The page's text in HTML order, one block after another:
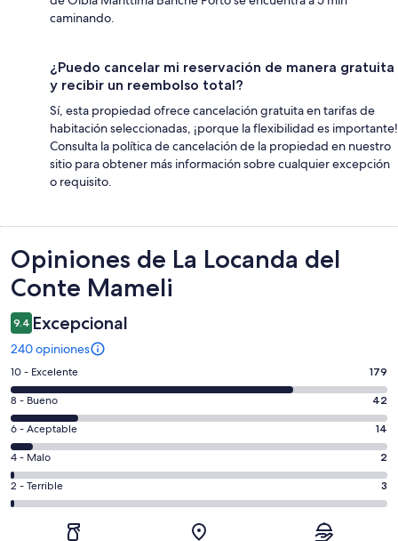
caminando.
¿Puedo cancelar mi reservación de manera gratuita
y recibir un reembolso total?
Sí, esta propiedad ofrece cancelación gratuita en tarifas de
habitación seleccionadas, ¡porque la flexibilidad es importante!
Consulta la política de cancelación de la propiedad en nuestro
sitio para obtener más información sobre cualquier excepción
o requisito.
Opiniones
Opiniones de La Locanda del
Conte Mameli
9.4 Excepcional
240 opiniones
Puntuación
de
10,
es
decir,
Excelente.
Basada
en
10 - Excelente 179
Puntuación
de
8,
es
decir,
Bueno.
Basada
8 - Bueno 42
Puntuación
de
6,
es
decir,
Aceptable.
6 - Aceptable 14
Puntuación
de
4,
4 - Malo 2
Puntuación
de
2 - Terrible 3